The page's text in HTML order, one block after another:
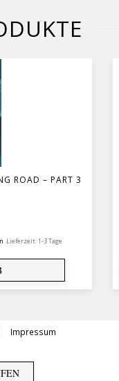
ROAD – PART 3
Lieferzeit:1-3 Tage
Impressum